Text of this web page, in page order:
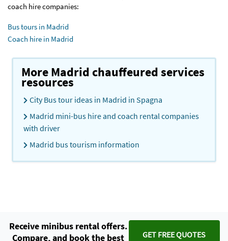
coach hire companies:
Bus tours in Madrid
Coach hire in Madrid
More Madrid chauffeured services
resources
City Bus tour ideas in Madrid in Spagna
Madrid mini-bus hire and coach rental companies
with driver
Madrid bus tourism information
Receive minibus rental offers.
Compare, and book the best
GET FREE QUOTES